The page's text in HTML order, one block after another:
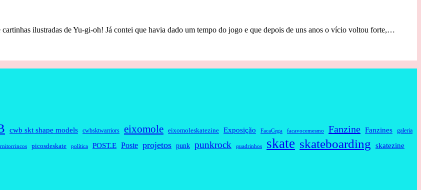
ilustradas de Yu-gi-oh! Já contei que havia dado um tempo do jogo e que depois de uns anos o vício voltou forte,…
cwb skt shape models cwbsktwarriors eixomole eixomoleskatezine Exposição FacaCega facavocemesmo Fanzine Fanzines galeria
picosdeskate política POST.E Poste projetos punk punkrock quadrinhos skate skateboarding skatezine